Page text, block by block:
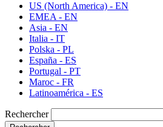
US (North America) - EN
EMEA - EN
Asia - EN
Italia - IT
Polska - PL
España - ES
Portugal - PT
Maroc - FR
Latinoamérica - ES
Rechercher